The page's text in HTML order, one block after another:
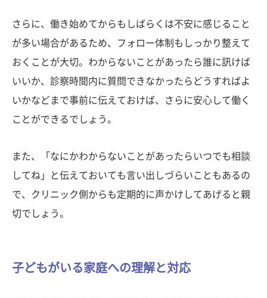
さらに、働き始めてからもしばらくは不安に感じること
が多い場合があるため、フォロー体制もしっかり整えて
おくことが大切。わからないことがあったら誰に訊けば
いいか、診察時間内に質問できなかったらどうすればよ
いかなどまで事前に伝えておけば、さらに安心して働く
ことができるでしょう。
また、「なにかわからないことがあったらいつでも相談
してね」と伝えておいても言い出しづらいこともあるの
で、クリニック側からも定期的に声かけしてあげると親
切でしょう。
子どもがいる家庭への理解と対応